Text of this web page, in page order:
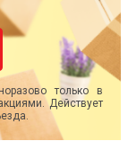
только в
Действует